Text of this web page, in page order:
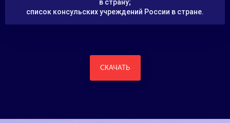
в страну;
список консульских учреждений России в стране.